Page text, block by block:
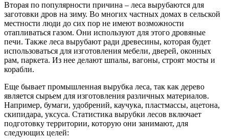
Вторая по популярности причина – леса вырубаются для
заготовки дров на зиму. Во многих частных домах в сельской
местности люди до сих пор не имеют возможности
отапливаться газом. Они используют для этого дровяные
печи. Также леса вырубают ради древесины, которая будет
использоваться для изготовления мебели, дверей, оконных
рам, паркета. Из нее делают шпалы, вагоны, строят мосты и
корабли.
Еще бывает промышленная вырубка леса, так как дерево
является сырьем для изготовления различных материалов.
Например, бумаги, удобрений, каучука, пластмассы, ацетона,
скипидара, уксуса. Статистика вырубки лесов включает
подготовку территории, которую они занимают, для
следующих целей: